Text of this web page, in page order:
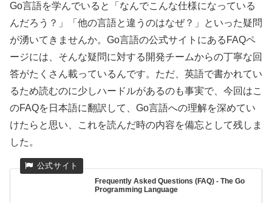
Go言語を学んでいると「なんでこんな仕様になっている
んだろう？」「他の言語と違うのはなぜ？」といった疑問
が湧いてきませんか。Go言語の公式サイトにあるFAQペ
ージには、そんな疑問に対する開発チームからの丁寧な回
答がたくさん載っているんです。ただ、英語で書かれてい
るため読むのに少しハードルがあるのも事実で、今回はこ
のFAQを日本語に翻訳して、Go言語への理解を深めてい
けたらと思い、これを読んだ時の内容を備忘として残しま
した。
Frequently Asked Questions (FAQ) - The Go
Programming Language